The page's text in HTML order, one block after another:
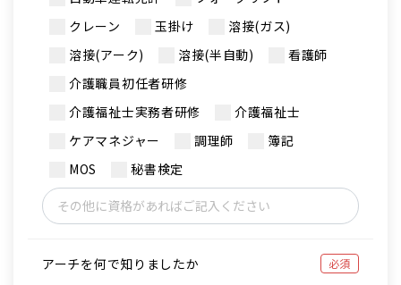
クレーン
玉掛け
溶接(ガス)
溶接(アーク)
溶接(半自動)
看護師
介護職員初任者研修
介護福祉士実務者研修
介護福祉士
ケアマネジャー
調理師
簿記
MOS
秘書検定
アーチを何で知りましたか 必須